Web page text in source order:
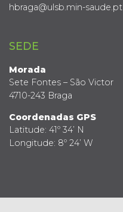
hbraga@ulsb.min-saude.pt
SEDE
Morada
Sete Fontes – São Victor
4710-243 Braga
Coordenadas GPS
Latitude: 41º 34’ N
Longitude: 8º 24’ W